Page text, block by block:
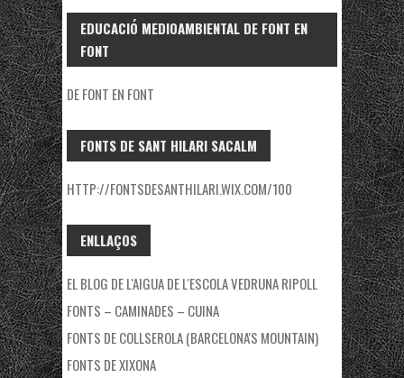
EDUCACIÓ MEDIOAMBIENTAL DE FONT EN
FONT
DE FONT EN FONT
FONTS DE SANT HILARI SACALM
HTTP://FONTSDESANTHILARI.WIX.COM/100
ENLLAÇOS
EL BLOG DE L'AIGUA DE L'ESCOLA VEDRUNA RIPOLL
FONTS – CAMINADES – CUINA
FONTS DE COLLSEROLA (BARCELONA'S MOUNTAIN)
FONTS DE XIXONA